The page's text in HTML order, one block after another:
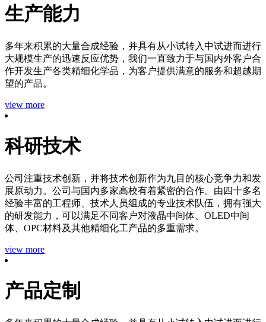
生产能力
多年来积累的大量合成经验，并具有从小试转入中试进而进行
大规模生产的迅速反应优势，我们一直致力于与国内外客户合
作开发生产各类精细化学品，为客户提供满意的服务和超越期
望的产品。
view more
科研技术
公司注重技术创新，并将技术创新作为九目的核心竞争力和发
展原动力。公司与国内多家高校有着紧密的合作。由四十多名
经验丰富的工程师、技术人员组成的专业技术队伍，拥有强大
的研发能力，可以满足不同客户对液晶中间体、OLED中间
体、OPC材料及其他精细化工产品的多重需求。
view more
产品定制